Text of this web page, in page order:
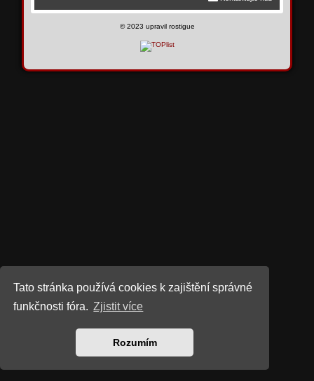
Tato stránka používá cookies k zajištění správné
funkčnosti fóra. Zjistit více
Rozumím
©2023 upravil rostigue